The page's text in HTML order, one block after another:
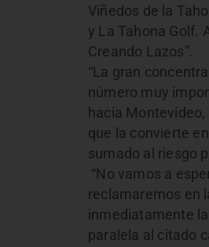
Viñedos de la
y La Tahona Golf.
Creando Lazos”.
“La gran
número muy
hacia Montevideo,
que la convierte
sumado al riesgo
“No vamos a
reclamaremos en
inmediatamente
paralela al citado